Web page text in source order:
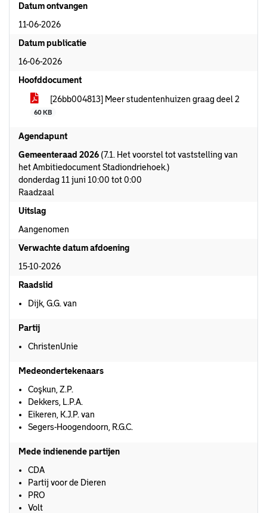
Datum ontvangen
11-06-2026
Datum publicatie
16-06-2026
Hoofddocument
[26bb004813] Meer studentenhuizen graag deel 2
60 KB
Agendapunt
Gemeenteraad 2026 (7.1. Het voorstel tot vaststelling van
het Ambitiedocument Stadiondriehoek.)
donderdag 11 juni 10:00 tot 0:00
Raadzaal
Uitslag
Aangenomen
Verwachte datum afdoening
15-10-2026
Raadslid
Dijk, G.G. van
Partij
ChristenUnie
Medeondertekenaars
Coşkun, Z.P.
Dekkers, L.P.A.
Eikeren, K.J.P. van
Segers-Hoogendoorn, R.G.C.
Mede indienende partijen
CDA
Partij voor de Dieren
PRO
Volt